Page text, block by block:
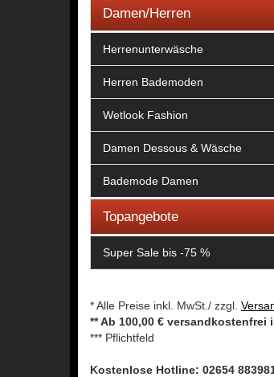
Damen/Herren
Herrenunterwäsche
Herren Bademoden
Wetlook Fashion
Damen Dessous & Wäsche
Bademode Damen
Topangebote
Super Sale bis -75 %
* Alle Preise inkl. MwSt./ zzgl.
** Ab 100,00 €
*** Pflichtfeld
Kostenlose Hotline: 02654